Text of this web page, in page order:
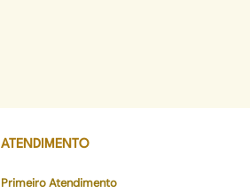
ATENDIMENTO
Primeiro Atendimento